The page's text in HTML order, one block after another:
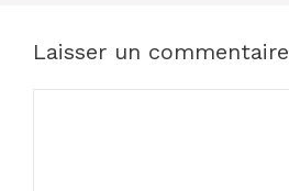
Laisser un commentaire